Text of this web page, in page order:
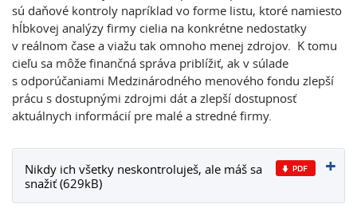
sú daňové kontroly napríklad vo forme listu, ktoré namiesto
hĺbkovej analýzy firmy cielia na konkrétne nedostatky
v reálnom čase a viažu tak omnoho menej zdrojov. K tomu
cieľu sa môže finančná správa priblížiť, ak v súlade
s odporúčaniami Medzinárodného menového fondu zlepší
prácu s dostupnými zdrojmi dát a zlepší dostupnosť
aktuálnych informácií pre malé a stredné firmy.
Nikdy ich všetky neskontroluješ, ale máš sa
snažiť (629kB)